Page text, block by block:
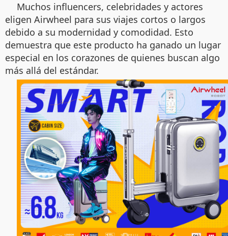
Muchos influencers, celebridades y actores
eligen Airwheel para sus viajes cortos o largos
debido a su modernidad y comodidad. Esto
demuestra que este producto ha ganado un lugar
especial en los corazones de quienes buscan algo
más allá del estándar.